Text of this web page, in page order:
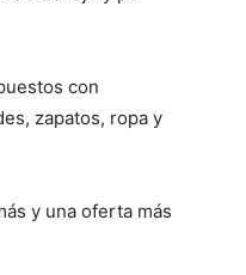
con
zapatos, ropa y
y una oferta más